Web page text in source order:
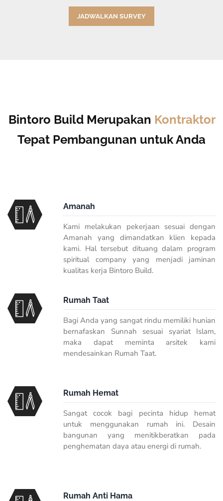
JADWALKAN SURVEY
Bintoro Build Merupakan Kontraktor
Tepat Pembangunan untuk Anda
Amanah
Kami melakukan pekerjaan sesuai dengan
Amanah yang dimandatkan klien kepada
kami. Hal tersebut dituang dalam program
spiritual company yang menjadi jaminan
kualitas kerja Bintoro Build.
Rumah Taat
Bagi Anda yang sangat rindu memiliki hunian
bernafaskan Sunnah sesuai syariat Islam,
maka dapat meminta arsitek kami
mendesainkan Rumah Taat.
Rumah Hemat
Sangat cocok bagi pecinta hidup hemat
untuk menggunakan rumah ini. Desain
bangunan yang menitikberatkan pada
penghematan daya atau energi di rumah.
Rumah Anti Hama